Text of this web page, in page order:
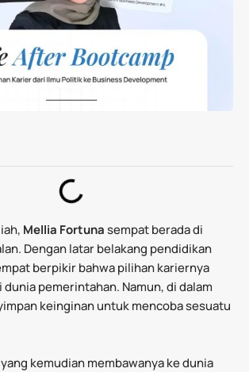
Mellia Fortunasempat berada di
Dengan latar belakang pendidikan
berpikir bahwa pilihan kariernya
dunia pemerintahan. Namun, di dalam
keinginan untuk mencoba sesuatu
kemudian membawanya ke dunia